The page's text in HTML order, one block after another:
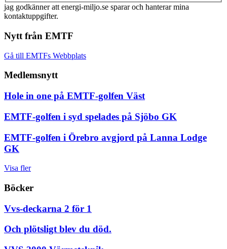
jag godkänner att energi-miljo.se sparar och hanterar mina
kontaktuppgifter.
Nytt från EMTF
Gå till EMTFs Webbplats
Medlemsnytt
Hole in one på EMTF-golfen Väst
EMTF-golfen i syd spelades på Sjöbo GK
EMTF-golfen i Örebro avgjord på Lanna Lodge
GK
Visa fler
Böcker
Vvs-deckarna 2 för 1
Och plötsligt blev du död.